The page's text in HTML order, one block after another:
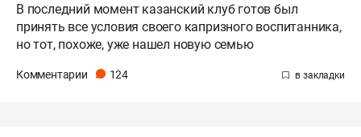
В последний момент казанский клуб готов был
принять все условия своего капризного воспитанника,
но тот, похоже, уже нашел новую семью
Комментарии 124